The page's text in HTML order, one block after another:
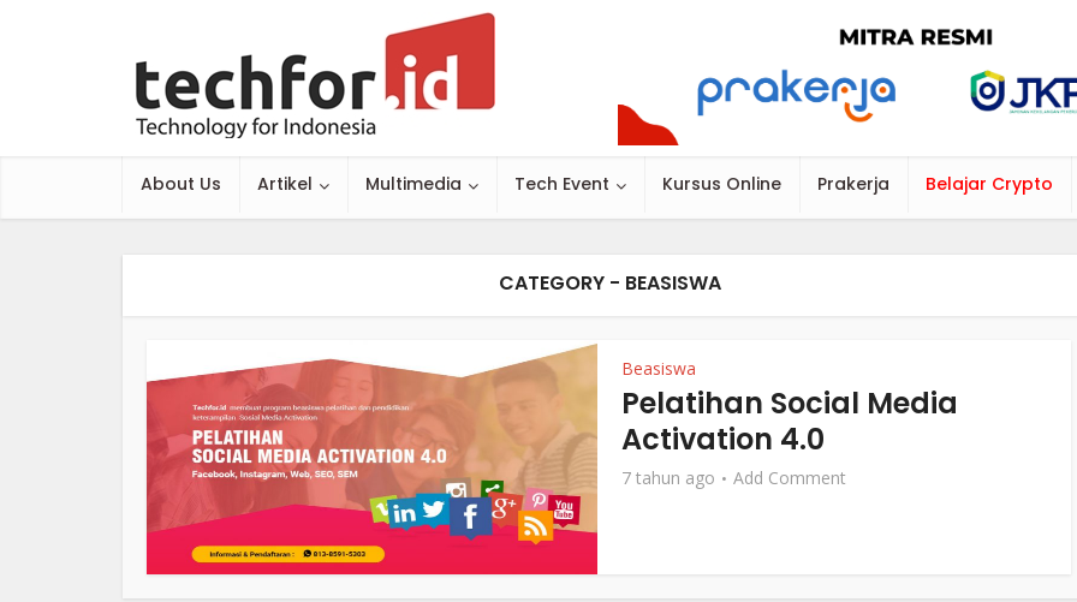
About Us Artikel Multimedia Tech Event Kursus Online Prakerja Belajar Crypto
CATEGORY - BEASISWA
Beasiswa
Pelatihan Social Media
Activation 4.0
7 tahun ago Add Comment